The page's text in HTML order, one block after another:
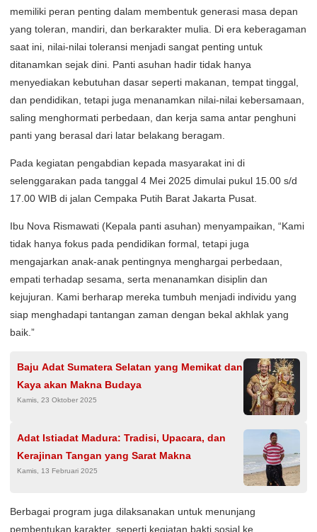
memiliki peran penting dalam membentuk generasi masa depan
yang toleran, mandiri, dan berkarakter mulia. Di era keberagaman
saat ini, nilai-nilai toleransi menjadi sangat penting untuk
ditanamkan sejak dini. Panti asuhan hadir tidak hanya
menyediakan kebutuhan dasar seperti makanan, tempat tinggal,
dan pendidikan, tetapi juga menanamkan nilai-nilai kebersamaan,
saling menghormati perbedaan, dan kerja sama antar penghuni
panti yang berasal dari latar belakang beragam.
Pada kegiatan pengabdian kepada masyarakat ini di
selenggarakan pada tanggal 4 Mei 2025 dimulai pukul 15.00 s/d
17.00 WIB di jalan Cempaka Putih Barat Jakarta Pusat.
Ibu Nova Rismawati (Kepala panti asuhan) menyampaikan, “Kami
tidak hanya fokus pada pendidikan formal, tetapi juga
mengajarkan anak-anak pentingnya menghargai perbedaan,
empati terhadap sesama, serta menanamkan disiplin dan
kejujuran. Kami berharap mereka tumbuh menjadi individu yang
siap menghadapi tantangan zaman dengan bekal akhlak yang
baik.”
Baju Adat Sumatera Selatan yang Memikat dan
Kaya akan Makna Budaya
Kamis, 23 Oktober 2025
Adat Istiadat Madura: Tradisi, Upacara, dan
Kerajinan Tangan yang Sarat Makna
Kamis, 13 Februari 2025
Berbagai program juga dilaksanakan untuk menunjang
pembentukan karakter, seperti kegiatan bakti sosial ke